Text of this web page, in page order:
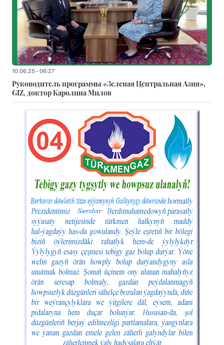
10.06.25 - 06:27
Руководитель программы «Зеленая Центральная Азия»,
GIZ, доктор Каролина Милов